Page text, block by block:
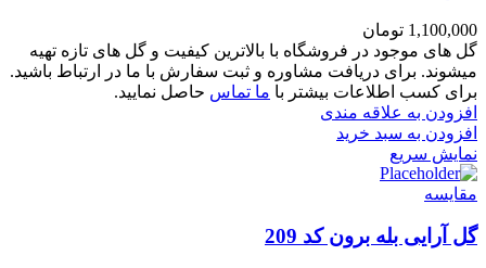
1,100,000 تومان
گل های موجود در فروشگاه با بالاترین کیفیت و گل های تازه تهیه
میشوند. برای دریافت مشاوره و ثبت سفارش با ما در ارتباط باشید.
برای کسب اطلاعات بیشتر با ما تماس حاصل نمایید.
افزودن به علاقه مندی
افزودن به سبد خرید
نمایش سریع
مقايسه
گل آرایی بله برون کد 209